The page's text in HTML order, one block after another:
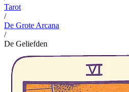
Tarot
/
De Grote Arcana
/
De Geliefden